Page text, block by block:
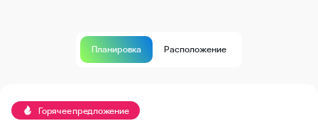
Планировка Расположение
Горячее предложение